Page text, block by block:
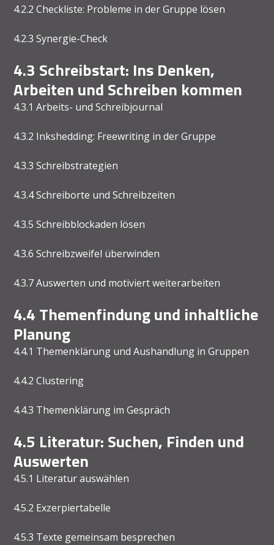
4.2.2 Checkliste: Probleme in der Gruppe lösen
4.2.3 Synergie-Check
4.3 Schreibstart: Ins Denken,
Arbeiten und Schreiben kommen
4.3.1 Arbeits- und Schreibjournal
4.3.2 Inkshedding: Freewriting in der Gruppe
4.3.3 Schreibstrategien
4.3.4 Schreiborte und Schreibzeiten
4.3.5 Schreibblockaden lösen
4.3.6 Schreibzweifel überwinden
4.3.7 Auswerten und motiviert weiterarbeiten
4.4 Themenfindung und inhaltliche
Planung
4.4.1 Themenklärung und Aushandlung in Gruppen
4.4.2 Clustering
4.4.3 Themenklärung im Gespräch
4.5 Literatur: Suchen, Finden und
Auswerten
4.5.1 Literatur auswählen
4.5.2 Exzerpiertabelle
4.5.3 Texte gemeinsam besprechen